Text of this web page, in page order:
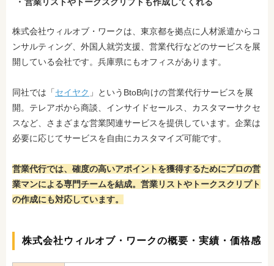
株式会社ウィルオブ・ワークは、東京都を拠点に人材派遣からコ
ンサルティング、外国人就労支援、営業代行などのサービスを展
開している会社です。兵庫県にもオフィスがあります。
同社では「セイヤク 」というBtoB向けの営業代行サービスを展
開。テレアポから商談、インサイドセールス、カスタマーサクセ
スなど、さまざまな営業関連サービスを提供しています。企業は
必要に応じてサービスを自由にカスタマイズ可能です。
営業代行では、確度の高いアポイントを獲得するためにプロの営
業マンによる専門チームを結成。営業リストやトークスクリプト
の作成にも対応しています。
株式会社ウィルオブ・ワークの概要・実績・価格感